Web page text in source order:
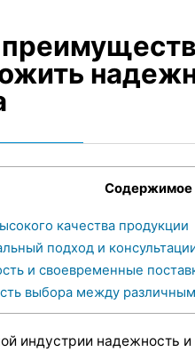
Содержимое
качества продукции
подход и
и своевременные
выбора между
индустрии